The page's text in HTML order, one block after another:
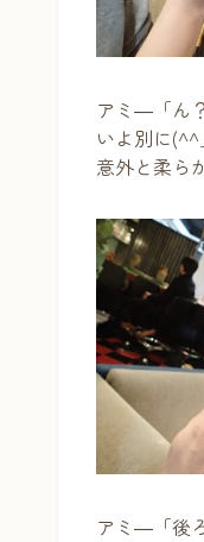
アミ―「ん
いよ別に(^^
意外と柔ら
アミ―「後